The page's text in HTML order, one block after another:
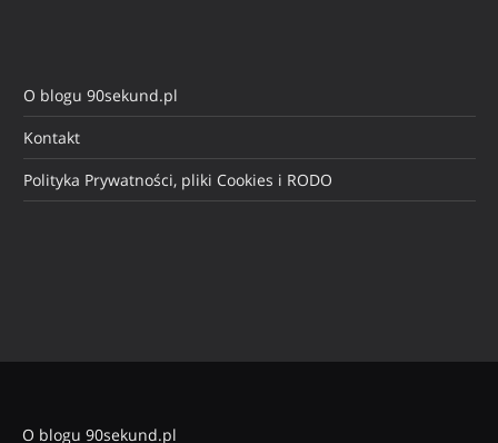
O blogu 90sekund.pl
Kontakt
Polityka Prywatności, pliki Cookies i RODO
O blogu 90sekund.pl